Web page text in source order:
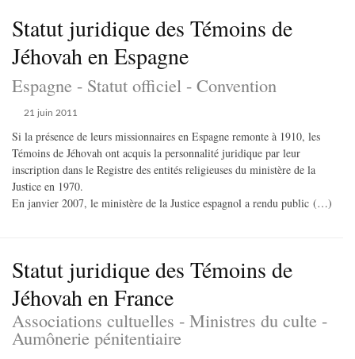
Statut juridique des Témoins de
Jéhovah en Espagne
Espagne - Statut officiel - Convention
21 juin 2011
Si la présence de leurs missionnaires en Espagne remonte à 1910, les
Témoins de Jéhovah ont acquis la personnalité juridique par leur
inscription dans le Registre des entités religieuses du ministère de la
Justice en 1970.
En janvier 2007, le ministère de la Justice espagnol a rendu public (…)
Statut juridique des Témoins de
Jéhovah en France
Associations cultuelles - Ministres du culte -
Aumônerie pénitentiaire